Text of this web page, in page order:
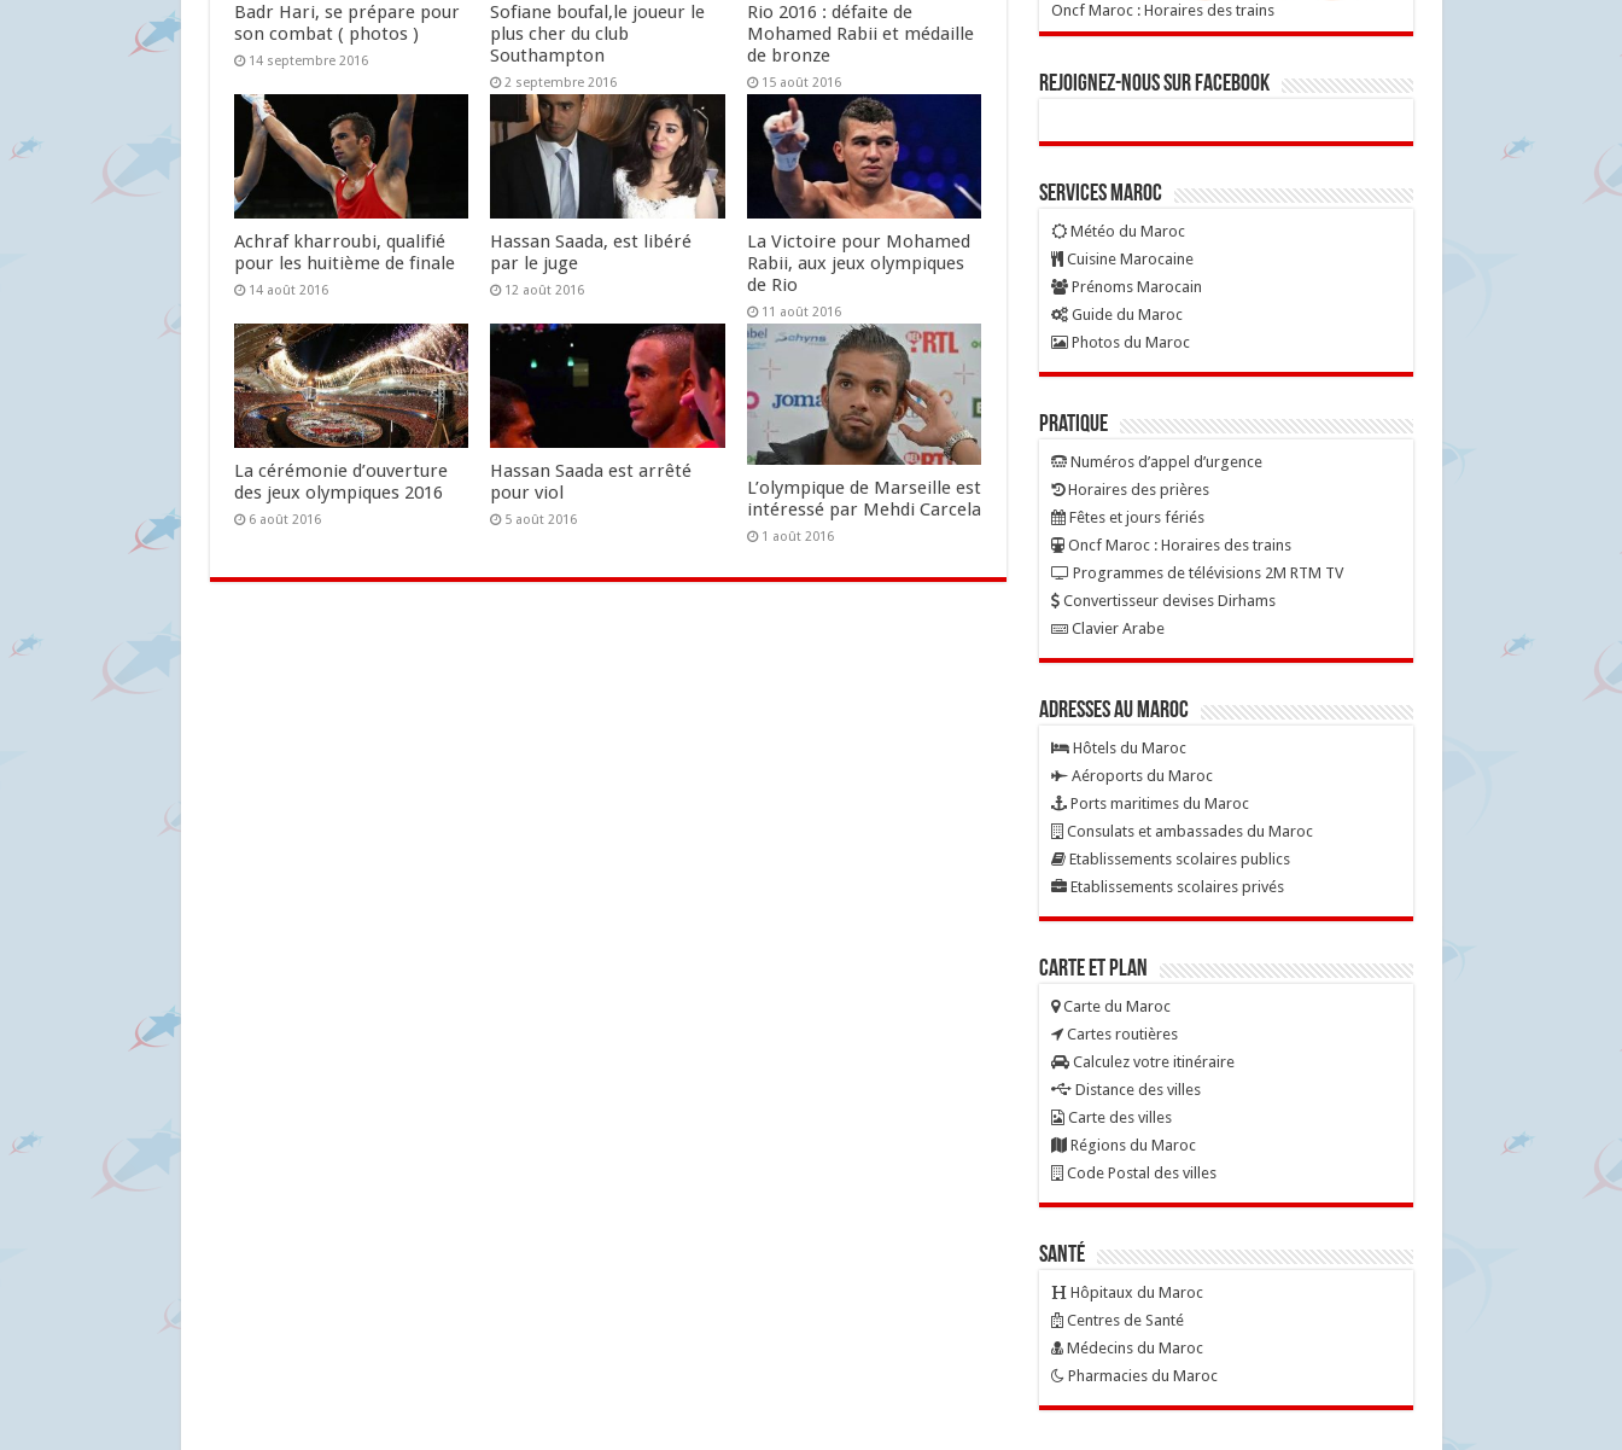
Badr Hari, se prépare pour
son combat ( photos )
14 septembre 2016
Sofiane boufal,le joueur le
plus cher du club
Southampton
2 septembre 2016
Rio 2016 : défaite de
Mohamed Rabii et médaille
de bronze
15 août 2016
Achraf kharroubi, qualifié
pour les huitième de finale
14 août 2016
Hassan Saada, est libéré
par le juge
12 août 2016
La Victoire pour Mohamed
Rabii, aux jeux olympiques
de Rio
11 août 2016
La cérémonie d’ouverture
des jeux olympiques 2016
6 août 2016
Hassan Saada est arrêté
pour viol
5 août 2016
L’olympique de Marseille est
intéressé par Mehdi Carcela
1 août 2016
Oncf Maroc : Horaires des trains
Rejoignez-nous sur Facebook
Services Maroc
Météo du Maroc
Cuisine Marocaine
Prénoms Marocain
Guide du Maroc
Photos du Maroc
Pratique
Numéros d’appel d’urgence
Horaires des prières
Fêtes et jours fériés
Oncf Maroc : Horaires des trains
Programmes de télévisions 2M RTM TV
Convertisseur devises Dirhams
Clavier Arabe
Adresses au Maroc
Hôtels du Maroc
Aéroports du Maroc
Ports maritimes du Maroc
Consulats et ambassades du Maroc
Etablissements scolaires publics
Etablissements scolaires privés
Carte et Plan
Carte du Maroc
Cartes routières
Calculez votre itinéraire
Distance des villes
Carte des villes
Régions du Maroc
Code Postal des villes
Santé
Hôpitaux du Maroc
Centres de Santé
Médecins du Maroc
Pharmacies du Maroc